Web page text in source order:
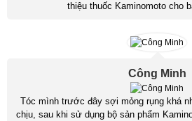
thiệu thuốc Kaminomoto cho
Công Minh
Tóc mình trước đây sợi mỏng rụng khá
chịu, sau khi sử dụng bộ sản phẩm